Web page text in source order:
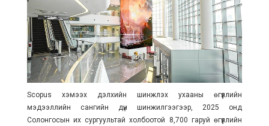
Scopus хэмээх дэлхийн шинжлэх ухааны өгүүллийн
мэдээллийн сангийн дүн шинжилгээгээр, 2025 онд
Солонгосын их сургуультай холбоотой 8,700 гаруй өгүүллийн